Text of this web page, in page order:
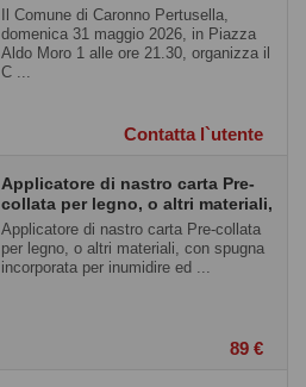
Il Comune di Caronno Pertusella,
domenica 31 maggio 2026, in Piazza
Aldo Moro 1 alle ore 21.30, organizza il
C ...
Contatta l`utente
Applicatore di nastro carta Pre-
collata per legno, o altri materiali,
Applicatore di nastro carta Pre-collata
per legno, o altri materiali, con spugna
incorporata per inumidire ed ...
89 €